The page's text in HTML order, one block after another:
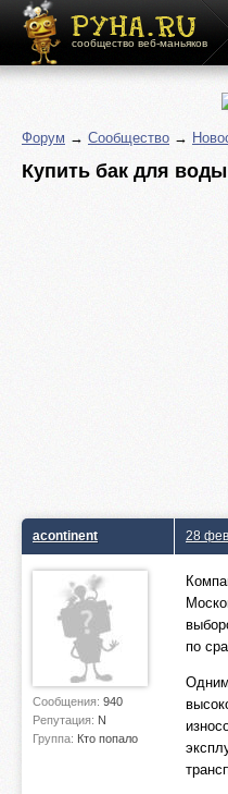
сообщество веб-маньяков
Форум → Сообщество →
Купить бак для
acontinent
Сообщения: 940
Репутация: N
Группа: Кто попало
28
по